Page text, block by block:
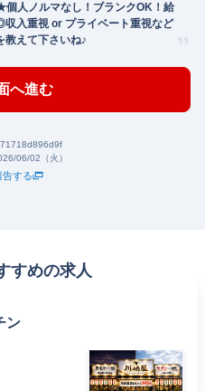
人ノルマなし！ブランクOK！給
入重視 or プライベート重視など
教えて下さいね♪
へ進む
06/02（火）
告する
すめの求人
ン